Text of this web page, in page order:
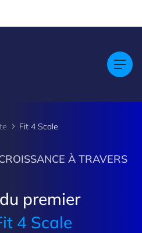
Fit 4 Scale
À TRAVERS
premier
4 Scale